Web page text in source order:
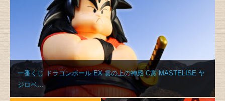
一番くじ ドラゴンボール EX 雲の上の神殿 C賞 MASTELISE ヤ
ジロベ…